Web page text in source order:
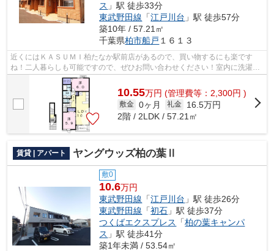
ス 」駅 徒歩33分
東武野田線 「江戸川台 」駅 徒歩57分
築10年 / 57.21㎡
千葉県柏市船戸 １６１３
近くにはＫＡＳＵＭＩ柏たなか駅前店があるので、買い物するにも楽です
ね！二人暮らしも可能ですので、ぜひお問い合わせください！室内に洗濯機
置場あり！新婚生活を落ち着いたお住ま...
10.55万円 (管理費等：2,300円 )
敷金 0ヶ月 礼金
16.5万円
2階 / 2LDK / 57.21㎡
賃貸 | アパート ヤングウッズ柏の葉Ⅱ
敷0
10.6万円
東武野田線 「江戸川台 」駅 徒歩26分
東武野田線 「初石 」駅 徒歩37分
つくばエクスプレス
「柏の葉キャンパ
ス 」駅 徒歩41分
築1年未満 / 53.54㎡